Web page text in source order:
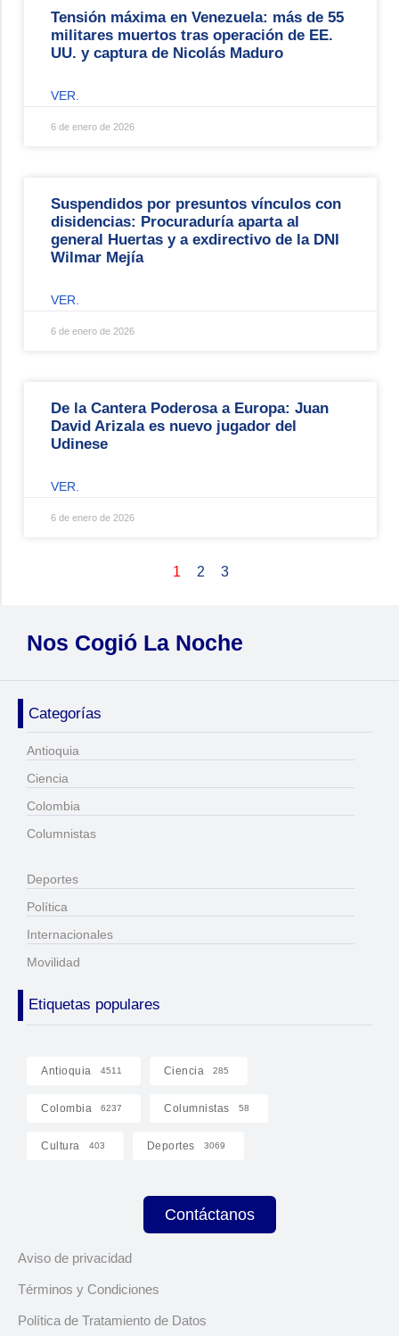
Tensión máxima en Venezuela: más de 55
militares muertos tras operación de EE.
UU. y captura de Nicolás Maduro
VER.
6 de enero de 2026
Suspendidos por presuntos vínculos con
disidencias: Procuraduría aparta al
general Huertas y a exdirectivo de la DNI
Wilmar Mejía
VER.
6 de enero de 2026
De la Cantera Poderosa a Europa: Juan
David Arizala es nuevo jugador del
Udinese
VER.
6 de enero de 2026
1 2 3
Nos Cogió La Noche
Categorías
Antioquia
Ciencia
Colombia
Columnistas
Deportes
Política
Internacionales
Movilidad
Etiquetas populares
Antioquia 4511 Ciencia 285
Colombia 6237 Columnistas 58
Cultura 403 Deportes 3069
Contáctanos
Aviso de privacidad
Términos y Condiciones
Política de Tratamiento de Datos